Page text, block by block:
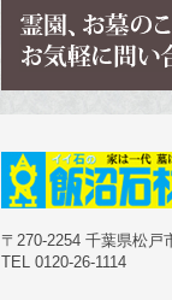
〒270-2254 千葉県松戸
TEL 0120-26-1114